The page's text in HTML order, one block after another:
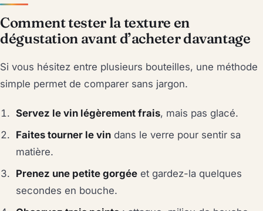
Comment tester la texture en
dégustation avant d’acheter davantage
Si vous hésitez entre plusieurs bouteilles, une méthode
simple permet de comparer sans jargon.
Servez le vin légèrement frais, mais pas glacé.
Faites tourner le vin dans le verre pour sentir sa
matière.
Prenez une petite gorgée et gardez-la quelques
secondes en bouche.